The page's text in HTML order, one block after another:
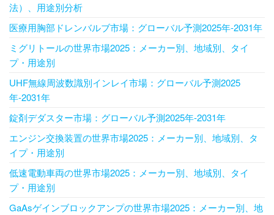
法）、用途別分析
医療用胸部ドレンバルブ市場：グローバル予測2025年-2031年
ミグリトールの世界市場2025：メーカー別、地域別、タイ
プ・用途別
UHF無線周波数識別インレイ市場：グローバル予測2025
年-2031年
錠剤デダスター市場：グローバル予測2025年-2031年
エンジン交換装置の世界市場2025：メーカー別、地域別、タ
イプ・用途別
低速電動車両の世界市場2025：メーカー別、地域別、タイ
プ・用途別
GaAsゲインブロックアンプの世界市場2025：メーカー別、地